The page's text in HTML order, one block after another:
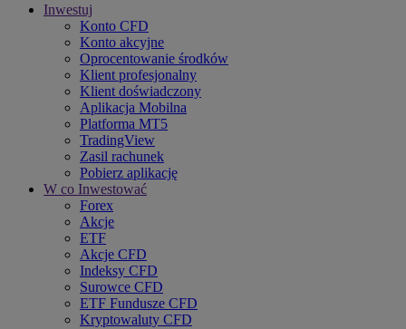
Inwestuj
Konto CFD
Konto akcyjne
Oprocentowanie środków
Klient profesjonalny
Klient doświadczony
Aplikacja Mobilna
Platforma MT5
TradingView
Zasil rachunek
Pobierz aplikację
W co Inwestować
Forex
Akcje
ETF
Akcje CFD
Indeksy CFD
Surowce CFD
ETF Fundusze CFD
Kryptowaluty CFD